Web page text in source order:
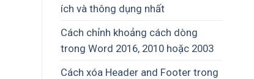
ích và thông dụng nhất
Cách chỉnh khoảng cách dòng
trong Word 2016, 2010 hoặc 2003
Cách xóa Header and Footer trong